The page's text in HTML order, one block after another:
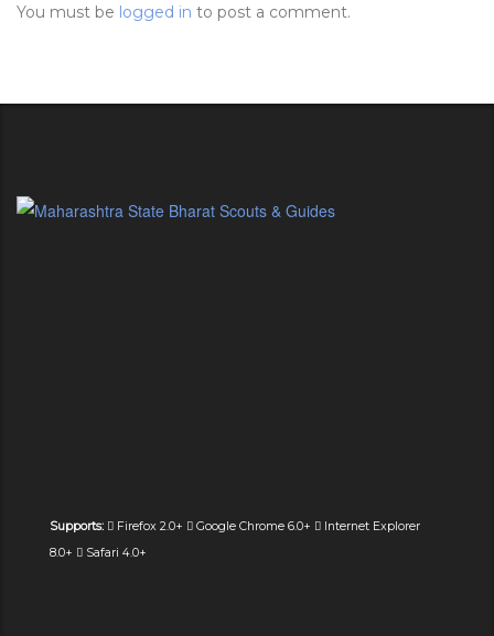
You must be logged in to post a comment.
Supports: Firefox 2.0+ Google Chrome 6.0+
Internet Explorer
8.0+
Safari 4.0+